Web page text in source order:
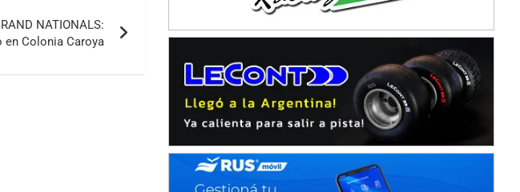
NATIONALS:
en Colonia Caroya
José Samuel Sánchez (Tierra)
Juan Navarro (Asfalto)
El Timbó (Tucumán)